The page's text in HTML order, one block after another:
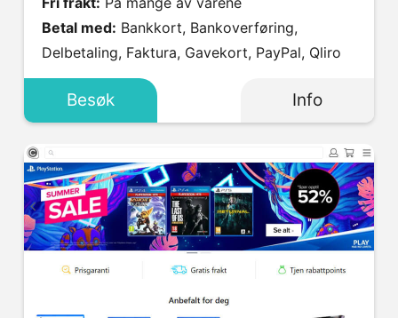
Betal med:
Delbetaling, Faktura, Gavekort, PayPal, Qliro
Besøk Info